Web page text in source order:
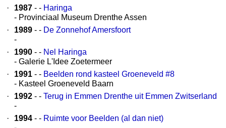
·
1987 - - Haringa
- Provinciaal Museum Drenthe Assen
·
1989 - - De Zonnehof Amersfoort
-
·
1990 - - Nel Haringa
- Galerie L'Idee Zoetermeer
·
1991 - - Beelden rond kasteel Groeneveld #8
- Kasteel Groeneveld Baarn
·
1992 - - Terug in Emmen Drenthe uit Emmen Zwitserland
-
·
1994 - - Ruimte voor Beelden (al dan niet)